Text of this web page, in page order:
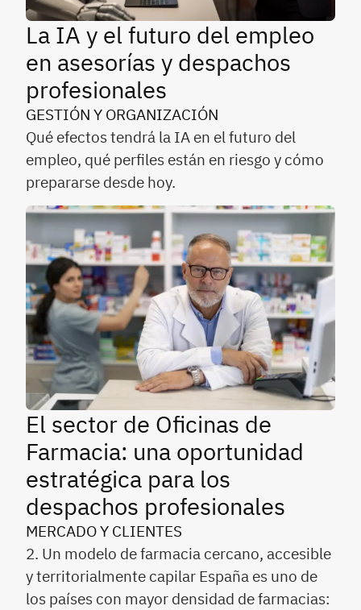
La IA y el futuro del empleo
en asesorías y despachos
profesionales
GESTIÓN Y ORGANIZACIÓN
Qué efectos tendrá la IA en el futuro del
empleo, qué perfiles están en riesgo y cómo
prepararse desde hoy.
El sector de Oficinas de
Farmacia: una oportunidad
estratégica para los
despachos profesionales
MERCADO Y CLIENTES
2. Un modelo de farmacia cercano, accesible
y territorialmente capilar España es uno de
los países con mayor densidad de farmacias: